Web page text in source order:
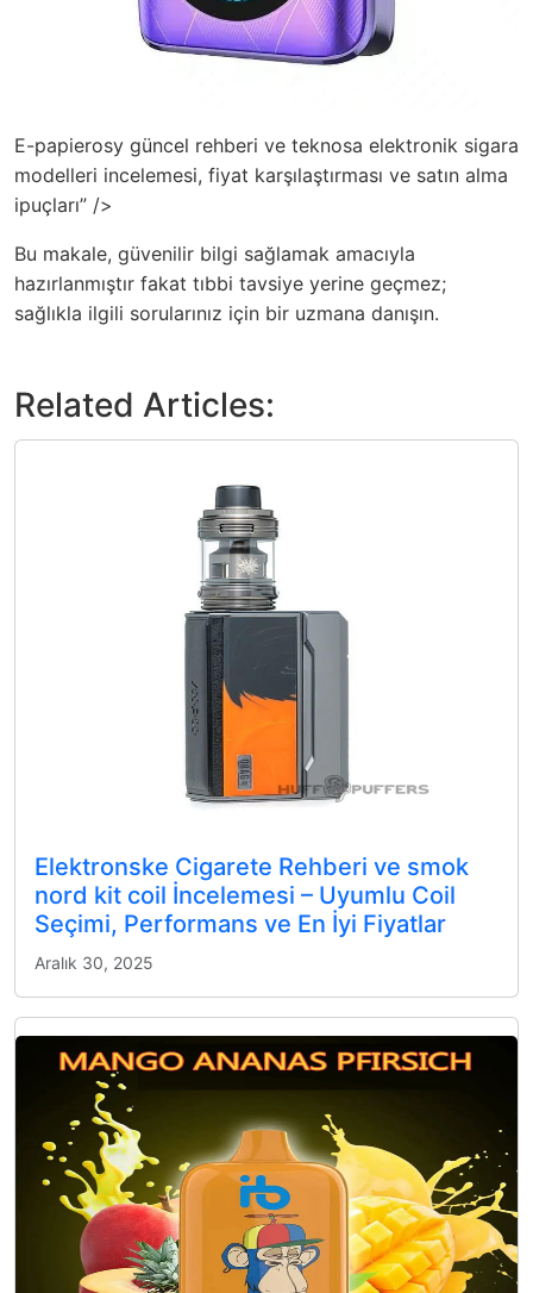
E-papierosy güncel rehberi ve teknosa elektronik sigara
modelleri incelemesi, fiyat karşılaştırması ve satın alma
ipuçları” />
Bu makale, güvenilir bilgi sağlamak amacıyla
hazırlanmıştır fakat tıbbi tavsiye yerine geçmez;
sağlıkla ilgili sorularınız için bir uzmana danışın.
Related Articles:
Elektronske Cigarete Rehberi ve smok
nord kit coil İncelemesi – Uyumlu Coil
Seçimi, Performans ve En İyi Fiyatlar
Aralık 30, 2025